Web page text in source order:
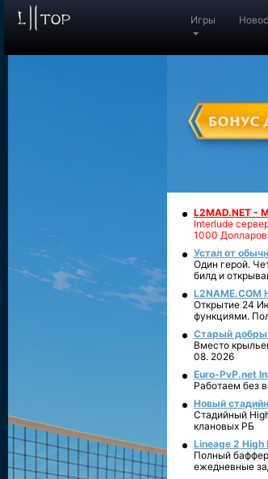
Игры
L2MAD.NET -
Interlude
1000
Устал от
Один герой.
билд и
L2NAME.COM
Открытие 24
функциями.
Старый
Вместо
08. 2026
Euro-PvP.net
Работаем без
Новый
Стадийный
клановых РБ
Lineage 2
Полный
ежедневные